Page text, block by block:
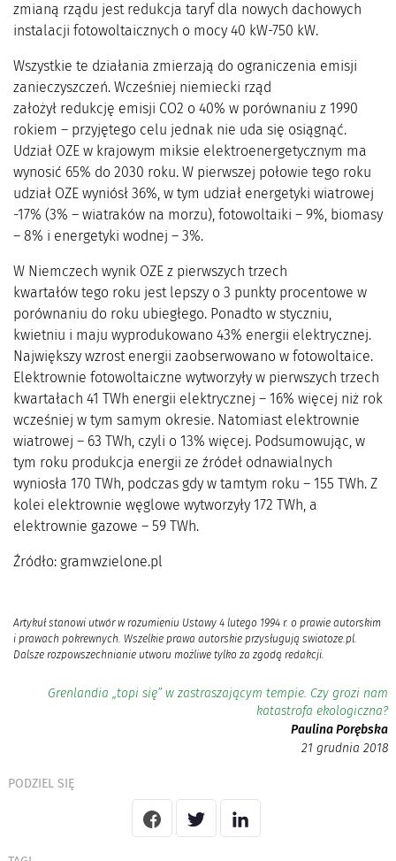
zmianą rządu jest redukcja taryf dla nowych dachowych
instalacji fotowoltaicznych o mocy 40 kW-750 kW.
Wszystkie te działania zmierzają do ograniczenia emisji
zanieczyszczeń. Wcześniej niemiecki rząd
założył redukcję emisji CO2 o 40% w porównaniu z 1990
rokiem – przyjętego celu jednak nie uda się osiągnąć.
Udział OZE w krajowym miksie elektroenergetycznym ma
wynosić 65% do 2030 roku. W pierwszej połowie tego roku
udział OZE wyniósł 36%, w tym udział energetyki wiatrowej
-17% (3% – wiatraków na morzu), fotowoltaiki – 9%, biomasy
– 8% i energetyki wodnej – 3%.
W Niemczech wynik OZE z pierwszych trzech
kwartałów tego roku jest lepszy o 3 punkty procentowe w
porównaniu do roku ubiegłego. Ponadto w styczniu,
kwietniu i maju wyprodukowano 43% energii elektrycznej.
Największy wzrost energii zaobserwowano w fotowoltaice.
Elektrownie fotowoltaiczne wytworzyły w pierwszych trzech
kwartałach 41 TWh energii elektrycznej – 16% więcej niż rok
wcześniej w tym samym okresie. Natomiast elektrownie
wiatrowej – 63 TWh, czyli o 13% więcej. Podsumowując, w
tym roku produkcja energii ze źródeł odnawialnych
wyniosła 170 TWh, podczas gdy w tamtym roku – 155 TWh. Z
kolei elektrownie węglowe wytworzyły 172 TWh, a
elektrownie gazowe – 59 TWh.
Źródło: gramwzielone.pl
Artykuł stanowi utwór w rozumieniu Ustawy 4 lutego 1994 r. o prawie autorskim
i prawach pokrewnych. Wszelkie prawa autorskie przysługują swiatoze.pl.
Dalsze rozpowszechnianie utworu możliwe tylko za zgodą redakcji.
Grenlandia „topi się” w zastraszającym tempie. Czy grozi nam
katastrofa ekologiczna?
Paulina Porębska
21 grudnia 2018
PODZIEL SIĘ